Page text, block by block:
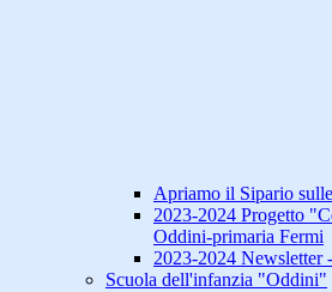
Apriamo il Sipario
2023-2024 Progetto
Oddini-primaria Fermi
2023-2024 Newsletter
Scuola dell'infanzia "Oddini"